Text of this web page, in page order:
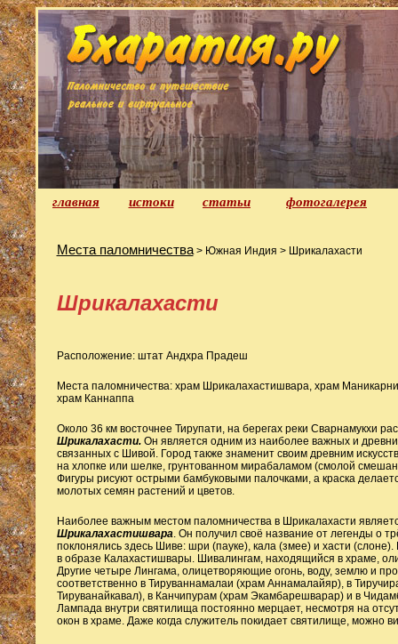
главная истоки статьи фотогалерея
Места паломничества> Южная Индия > Шрикалахасти
Шрикалахасти
Расположение: штат Андхра Прадеш
Места паломничества: храм Шрикалахастишвара, храм
храм Каннаппа
Около 36 км восточнее Тирупати, на берегах реки Сварнамукхи
Шрикалахасти.Он является одним из наиболее важных и
связанных с Шивой. Город также знаменит своим древним
на хлопке или шелке, грунтованном мирабаламом (смолой
Фигуры рисуют острыми бамбуковыми палочками, а краска
молотых семян растений и цветов.
Наиболее важным местом паломничества в Шрикалахасти
Шрикалахастишвара. Он получил своё название от легенды о
поклонялись здесь Шиве: шри (пауке), кала (змее) и хасти
в образе Калахастишвары. Шивалингам, находящийся в храме,
Другие четыре Лингама, олицетворяющие огонь, воду, землю и
соответственно в Тируваннамалаи (храм Аннамалайяр), в
Тируванайкавал), в Канчипурам (храм Экамбарешварар) и в
Лампада внутри святилища постоянно мерцает, несмотря на
окон в храме. Даже когда служитель покидает святилище, можно